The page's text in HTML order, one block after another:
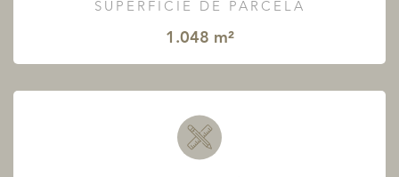
SUPERFICIE DE PARCELA
1.048 m²